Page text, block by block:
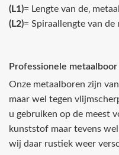
(L1)= Lengte van de‚
(L2)= Spiraallengte van de
Professionele metaalboor
Onze metaalboren zijn
maar wel tegen
u gebruiken op de meest
kunststof maar tevens
wij daar rustiek weer